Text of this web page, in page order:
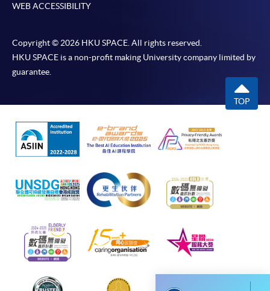
准退還款項，以現金、易辦事、微信支付、支付寶、
支票或繳費靈（只限網上付款）方式繳交之款項，將
以支票退款；以信用卡繳交之款項，退款將直接退還
除本學院網頁所列明的學費外，個別課程或有其他額
外收費，詳情請聯絡有關學科職員。
學費及學額不得轉讓他人。一經取錄，學員不得轉讀
請一經批准，學員須繳付港幣120元手續費。
學院對郵遞失誤而遺失的支票或本票、付款收據或個
人資料，概不負責。
若學員有意申請付款證明書，請把填妥之申請表、貼
上足夠郵資的回郵信封、連同劃線支票交回本學院。
每張收據申請費用為港幣30 元。支票抬頭註明「香
港大學專業進修學院」。
WEB ACCESSIBILITY
Copyright © 2026 HKU SPACE. All rights reserved.
HKU SPACE is a non-profit making University company limited by
guarantee.
TOP